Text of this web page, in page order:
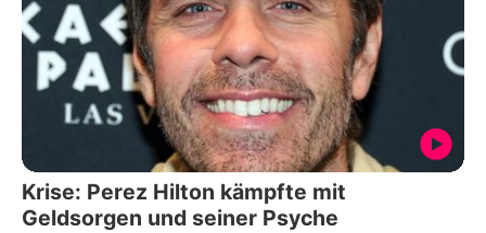
Krise: Perez Hilton kämpfte mit
Geldsorgen und seiner Psyche